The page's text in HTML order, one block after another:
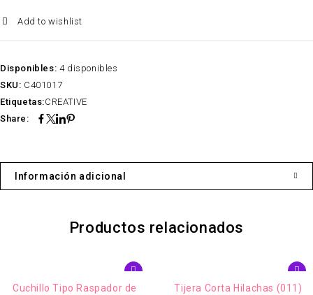
Add to wishlist
Disponibles: 4 disponibles
SKU: C401017
Etiquetas:CREATIVE
Share:
Información adicional
Productos relacionados
Tijera Corta Hilachas (011)
Perforadora Super Punch 1"